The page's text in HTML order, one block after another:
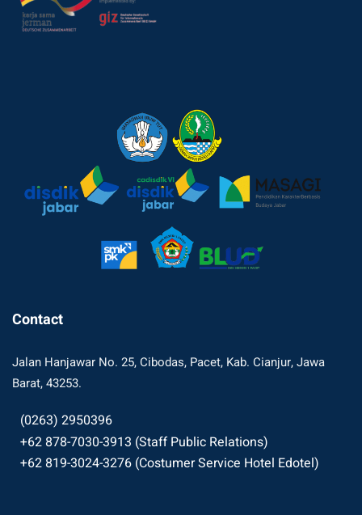
Contact
Jalan Hanjawar No. 25, Cibodas, Pacet, Kab. Cianjur, Jawa
Barat, 43253.
(0263) 2950396
+62 878-7030-3913 (Staff Public Relations)
+62 819-3024-3276 (Costumer Service Hotel Edotel)